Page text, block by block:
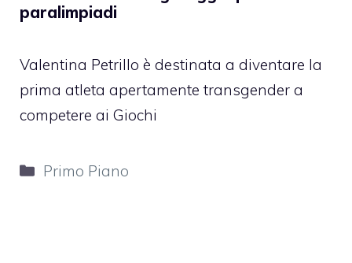
paralimpiadi
Valentina Petrillo è destinata a diventare la
prima atleta apertamente transgender a
competere ai Giochi
Categorie
Primo Piano